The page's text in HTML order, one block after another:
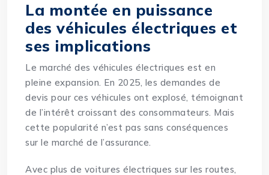
La montée en puissance
des véhicules électriques et
ses implications
Le marché des véhicules électriques est en
pleine expansion. En 2025, les demandes de
devis pour ces véhicules ont explosé, témoignant
de l’intérêt croissant des consommateurs. Mais
cette popularité n’est pas sans conséquences
sur le marché de l’assurance.
Avec plus de voitures électriques sur les routes,